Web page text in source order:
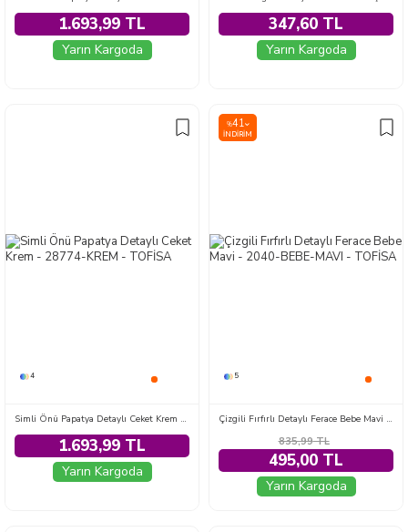
1.693,99 TL
Yarın Kargoda
347,60 TL
Yarın Kargoda
4
Simli Önü Papatya Detaylı Ceket Krem - 28774-KREM
1.693,99 TL
Yarın Kargoda
%41
İNDIRIM
5
Çizgili Fırfırlı Detaylı Ferace Bebe Mavi - 2040-BEBE-MAVI
835,99TL
495,00 TL
Yarın Kargoda